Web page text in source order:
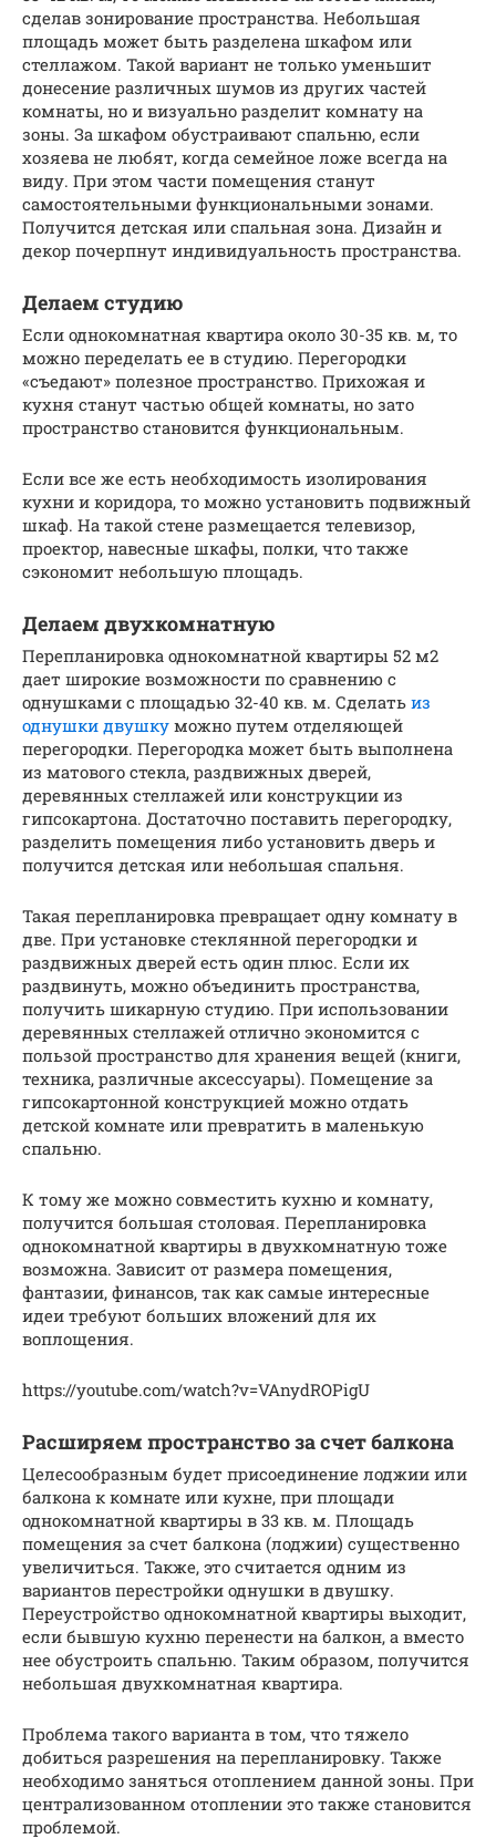
сделав зонирование пространства. Небольшая
площадь может быть разделена шкафом или
стеллажом. Такой вариант не только уменьшит
донесение различных шумов из других частей
комнаты, но и визуально разделит комнату на
зоны. За шкафом обустраивают спальню, если
хозяева не любят, когда семейное ложе всегда на
виду. При этом части помещения станут
самостоятельными функциональными зонами.
Получится детская или спальная зона. Дизайн и
декор почерпнут индивидуальность пространства.
Делаем студию
Если однокомнатная квартира около 30-35 кв. м, то
можно переделать ее в студию. Перегородки
«съедают» полезное пространство. Прихожая и
кухня станут частью общей комнаты, но зато
пространство становится функциональным.
Если все же есть необходимость изолирования
кухни и коридора, то можно установить подвижный
шкаф. На такой стене размещается телевизор,
проектор, навесные шкафы, полки, что также
сэкономит небольшую площадь.
Делаем двухкомнатную
Перепланировка однокомнатной квартиры 52 м2
дает широкие возможности по сравнению с
однушками с площадью 32-40 кв. м. Сделать из
однушки двушку можно путем отделяющей
перегородки. Перегородка может быть выполнена
из матового стекла, раздвижных дверей,
деревянных стеллажей или конструкции из
гипсокартона. Достаточно поставить перегородку,
разделить помещения либо установить дверь и
получится детская или небольшая спальня.
Такая перепланировка превращает одну комнату в
две. При установке стеклянной перегородки и
раздвижных дверей есть один плюс. Если их
раздвинуть, можно объединить пространства,
получить шикарную студию. При использовании
деревянных стеллажей отлично экономится с
пользой пространство для хранения вещей (книги,
техника, различные аксессуары). Помещение за
гипсокартонной конструкцией можно отдать
детской комнате или превратить в маленькую
спальню.
К тому же можно совместить кухню и комнату,
получится большая столовая. Перепланировка
однокомнатной квартиры в двухкомнатную тоже
возможна. Зависит от размера помещения,
фантазии, финансов, так как самые интересные
идеи требуют больших вложений для их
воплощения.
https://youtube.com/watch?v=VAnydROPigU
Расширяем пространство за счет балкона
Целесообразным будет присоединение лоджии или
балкона к комнате или кухне, при площади
однокомнатной квартиры в 33 кв. м. Площадь
помещения за счет балкона (лоджии) существенно
увеличиться. Также, это считается одним из
вариантов перестройки однушки в двушку.
Переустройство однокомнатной квартиры выходит,
если бывшую кухню перенести на балкон, а вместо
нее обустроить спальню. Таким образом, получится
небольшая двухкомнатная квартира.
Проблема такого варианта в том, что тяжело
добиться разрешения на перепланировку. Также
необходимо заняться отоплением данной зоны. При
централизованном отоплении это также становится
проблемой.